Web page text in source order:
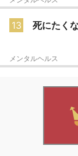
13 死にたく
メンタルヘルス